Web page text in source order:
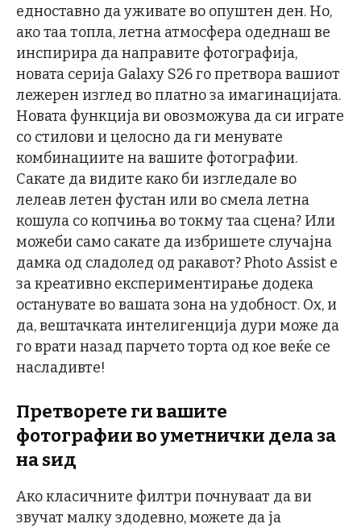
едноставно да уживате во опуштен ден. Но,
ако таа топла, летна атмосфера одеднаш ве
инспирира да направите фотографија,
новата серија Galaxy S26 го претвора вашиот
лежерен изглед во платно за имагинацијата.
Новата функција ви овозможува да си играте
со стилови и целосно да ги менувате
комбинациите на вашите фотографии.
Сакате да видите како би изгледале во
лелеав летен фустан или во смела летна
кошула со копчиња во токму таа сцена? Или
можеби само сакате да избришете случајна
дамка од сладолед од ракавот? Photo Assist е
за креативно експериментирање додека
останувате во вашата зона на удобност. Ох, и
да, вештачката интелигенција дури може да
го врати назад парчето торта од кое веќе се
насладивте!
Претворете ги вашите
фотографии во уметнички дела за
на ѕид
Ако класичните филтри почнуваат да ви
звучат малку здодевно, можете да ја